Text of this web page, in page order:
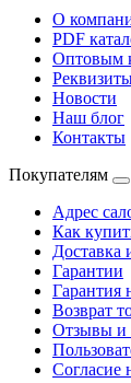
О
PDF
Оптовым
Новости
Наш блог
Контакты
Покупателям
Адрес
Как
Доставка
Гарантии
Гарантия
Возврат
Отзывы и
Согласие